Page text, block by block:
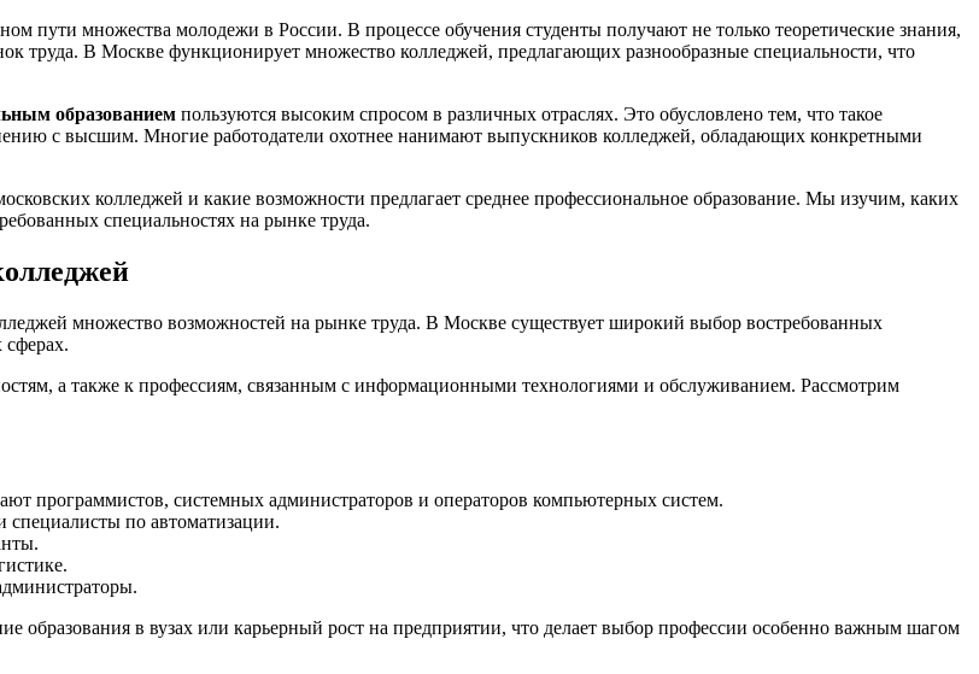
пути множества молодежи в России. В процессе обучения студенты получают не только теоретические знания,
труда. В Москве функционирует множество колледжей, предлагающих разнообразные специальности, что
образованием пользуются высоким спросом в различных отраслях. Это обусловлено тем, что такое
с высшим. Многие работодатели охотнее нанимают выпускников колледжей, обладающих конкретными
колледжей и какие возможности предлагает среднее профессиональное образование. Мы изучим, каких
специальностях на рынке труда.
множество возможностей на рынке труда. В Москве существует широкий выбор востребованных
сферах.
а также к профессиям, связанным с информационными технологиями и обслуживанием. Рассмотрим
программистов, системных администраторов и операторов компьютерных систем.
по автоматизации.
образования в вузах или карьерный рост на предприятии, что делает выбор профессии особенно важным шагом